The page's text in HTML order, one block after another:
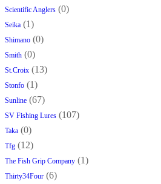
Scientific Anglers (0)
Seika (1)
Shimano (0)
Smith (0)
St.Croix (13)
Stonfo (1)
Sunline (67)
SV Fishing Lures (107)
Taka (0)
Tfg (12)
The Fish Grip Company (1)
Thirty34Four (6)